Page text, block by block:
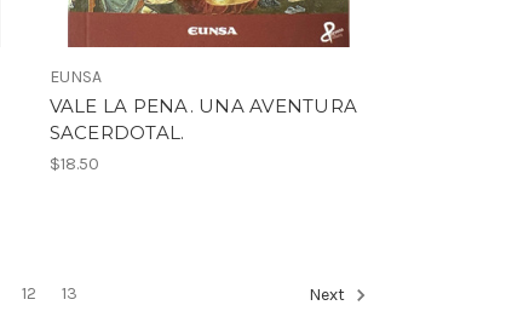
EUNSA
VALE LA PENA. UNA AVENTURA
SACERDOTAL.
$18.50
12 13 Next